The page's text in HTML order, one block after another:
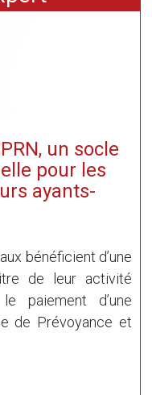
un socle
pour les
ayants-
bénéficient d’une
de leur activité
paiement d’une
de Prévoyance et